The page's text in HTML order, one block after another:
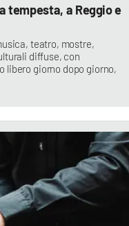
tempesta, a Reggio e
teatro, mostre,
diffuse, con
libero giorno dopo giorno,